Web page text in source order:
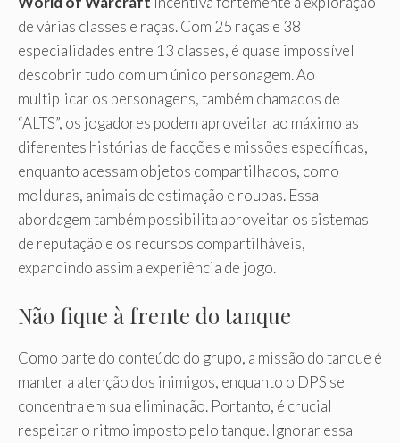
de várias classes e raças. Com 25 raças e 38
especialidades entre 13 classes, é quase impossível
descobrir tudo com um único personagem. Ao
multiplicar os personagens, também chamados de
“ALTS”, os jogadores podem aproveitar ao máximo as
diferentes histórias de facções e missões específicas,
enquanto acessam objetos compartilhados, como
molduras, animais de estimação e roupas. Essa
abordagem também possibilita aproveitar os sistemas
de reputação e os recursos compartilháveis,
expandindo assim a experiência de jogo.
Não fique à frente do tanque
Como parte do conteúdo do grupo, a missão do tanque é
manter a atenção dos inimigos, enquanto o DPS se
concentra em sua eliminação. Portanto, é crucial
respeitar o ritmo imposto pelo tanque. Ignorar essa